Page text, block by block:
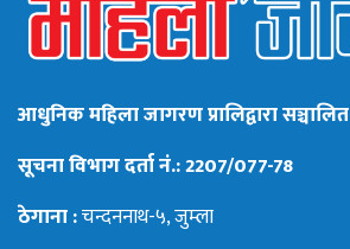
आधुनिक महिला जागरण प्रालिद्वारा सञ्चालित
सूचना विभाग दर्ता नं.: 2207/077-78
ठेगाना :चन्दननाथ-५, जुम्ला